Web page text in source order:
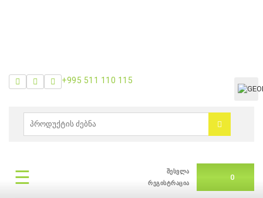
|
თვის
+995 511 110 115
☰
შესვლა
რეგისტრაცია
0